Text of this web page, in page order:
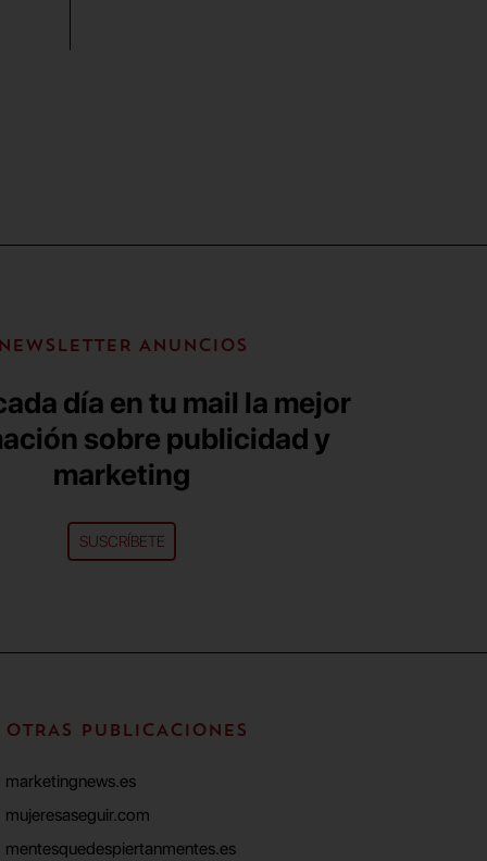
ANUNCIOS
día en tu mail la mejor
sobre publicidad y
marketing
SUSCRÍBETE
OTRAS PUBLICACIONES
marketingnews.es
mujeresaseguir.com
mentesquedespiertanmentes.es